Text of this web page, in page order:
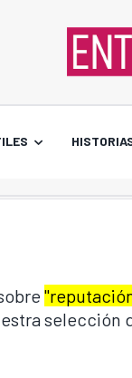
selección